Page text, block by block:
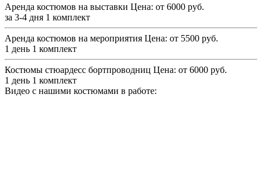
Аренда костюмов на выставки Цена: от 6000 руб.
за 3-4 дня 1 комплект
Аренда костюмов на мероприятия Цена: от 5500 руб.
1 день 1 комплект
Костюмы стюардесс бортпроводниц Цена: от 6000 руб.
1 день 1 комплект
Видео с нашими костюмами в работе: